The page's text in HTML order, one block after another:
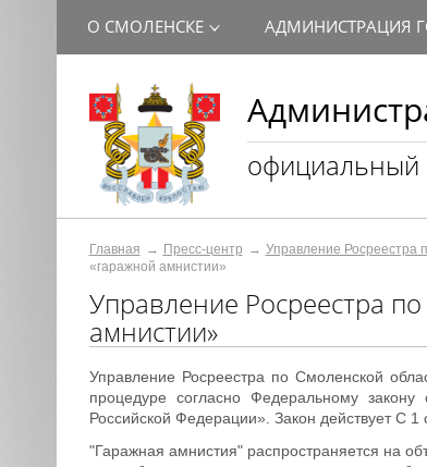
официальный
О СМОЛЕНСКЕ АДМИНИСТРАЦИЯ
Главная Пресс-центр Управление Росреестра
«гаражной амнистии»
Управление Росреестра
амнистии»
Управление Росреестра по Смоленской
процедуре согласно Федеральному
Российской Федерации». Закон действует С 1
"Гаражная амнистия" распространяется на